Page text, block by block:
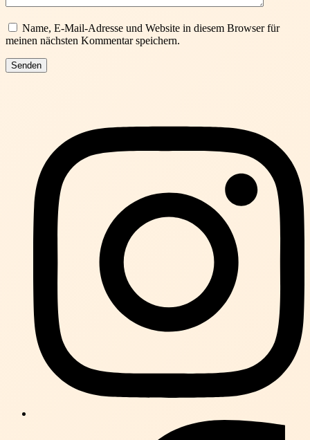
Name, E-Mail-Adresse und Website in diesem Browser für
meinen nächsten Kommentar speichern.
Senden